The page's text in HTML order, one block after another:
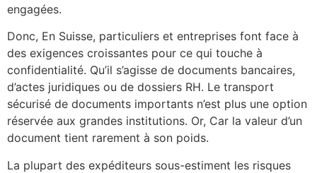
engagées.
Donc, En Suisse, particuliers et entreprises font face à
des exigences croissantes pour ce qui touche à
confidentialité. Qu’il s’agisse de documents bancaires,
d’actes juridiques ou de dossiers RH. Le transport
sécurisé de documents importants n’est plus une option
réservée aux grandes institutions. Or, Car la valeur d’un
document tient rarement à son poids.
La plupart des expéditeurs sous-estiment les risques